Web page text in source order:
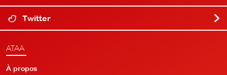
Twitter
ATAA
À propos